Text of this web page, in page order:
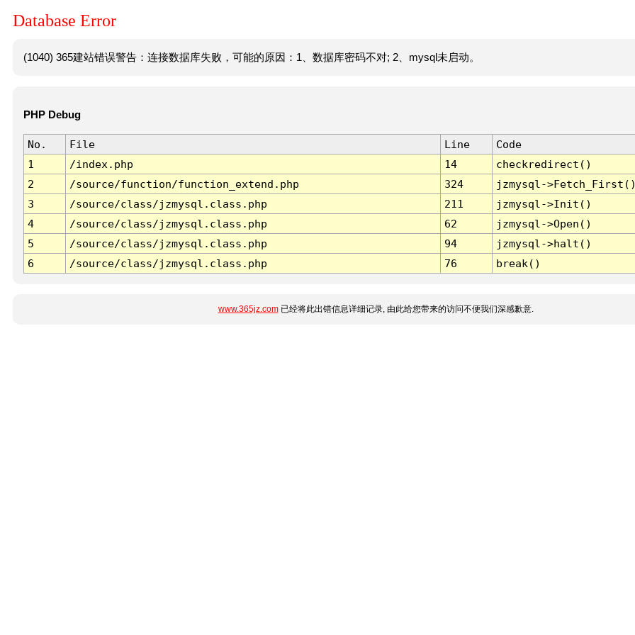
Database Error
(1040) 365建站错误警告：连接数据库失败，可能的原因：1、数据库密码不对; 2、mysql未启动。
PHP Debug
No. File Line
Code
1
/index.php 14
checkredirect()
2
/source/function/function_extend.php 324
jzmysql-
3
/source/class/jzmysql.class.php 211
jzmysql->Init()
4
/source/class/jzmysql.class.php 62
jzmysql->Open()
5
/source/class/jzmysql.class.php 94
jzmysql->halt()
6
/source/class/jzmysql.class.php 76 break()
www.365jz.com已经将此出错信息详细记录, 由此给您带来的访问不便我们深感歉意.